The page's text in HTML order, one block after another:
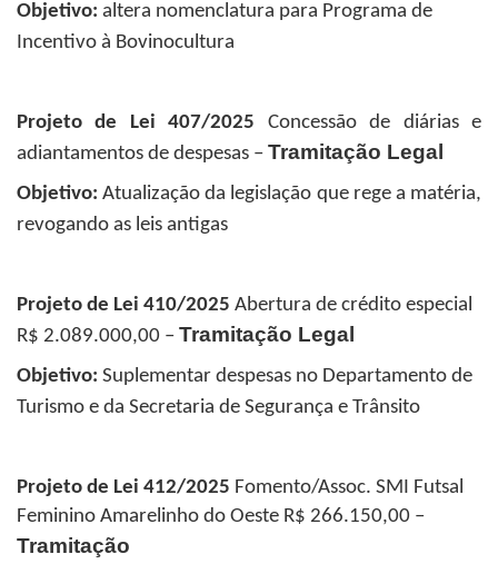
Objetivo: altera nomenclatura para Programa de
Incentivo à Bovinocultura
Projeto de Lei 407/2025 Concessão de diárias e
adiantamentos de despesas – Tramitação Legal
Objetivo:Atualização da legislação que rege a matéria,
revogando as leis antigas
Projeto de Lei 410/2025 Abertura de crédito especial
R$ 2.089.000,00 – Tramitação Legal
Objetivo: Suplementar despesas no Departamento de
Turismo e da Secretaria de Segurança e Trânsito
Projeto de Lei 412/2025 Fomento/Assoc. SMI Futsal
Feminino Amarelinho do Oeste R$ 266.150,00 –
Tramitação